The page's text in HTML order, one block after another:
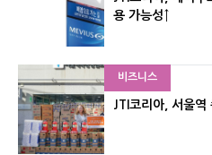
용 가능성↑
비즈니스
JTI코리아, 서울역